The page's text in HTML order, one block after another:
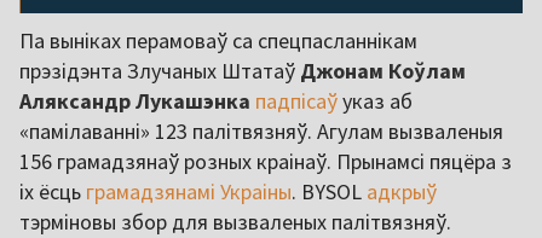
Па выніках перамоваў са спецпасланнікам
прэзідэнта Злучаных Штатаў Джонам Коўлам
Аляксандр Лукашэнка падпісаўуказ аб
«памілаванні» 123 палітвязняў. Агулам вызваленыя
156 грамадзянаў розных краінаў. Прынамсі пяцёра з
іх ёсць грамадзянамі Украіны. BYSOL адкрыў
тэрміновы збор для вызваленых палітвязняў.